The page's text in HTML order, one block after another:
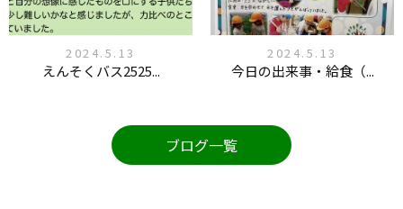
2024.5.13
えんそくバス2525...
2024.5.13
今日の出来事・給食（...
ブログ一覧